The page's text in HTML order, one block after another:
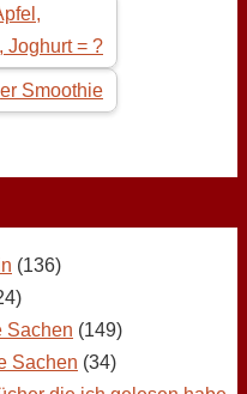
Joghurt = ?
(136)
Sachen (149)
Sachen (34)